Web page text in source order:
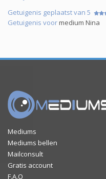
Getuigenis geplaatst van 5
Getuigenis voormedium Nina
Mediums
Mediums bellen
Mailconsult
Gratis account
F.A.Q